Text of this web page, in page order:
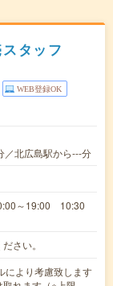
スタッフ
WEB登録OK
／北広島駅から---分
～19:00 10:30
さい。
より考慮致します